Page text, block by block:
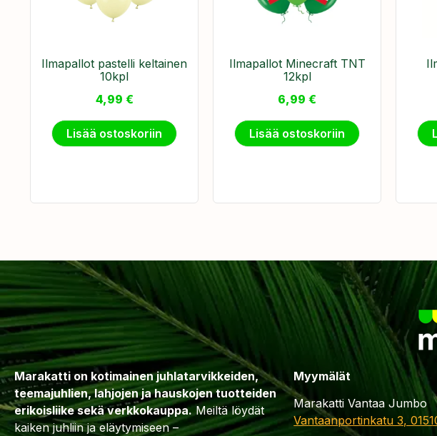
Ilmapallot pastelli keltainen
10kpl
4,99 €
Lisää ostoskoriin
Ilmapallot Minecraft TNT
12kpl
6,99 €
Lisää ostoskoriin
Marakatti on kotimainen juhlatarvikkeiden,
teemajuhlien, lahjojen ja hauskojen tuotteiden
erikoisliike sekä verkkokauppa.Meiltä löydät
kaiken juhliin ja eläytymiseen –
Myymälät
Marakatti Vantaa Jumbo
Vantaanportinkatu 3,